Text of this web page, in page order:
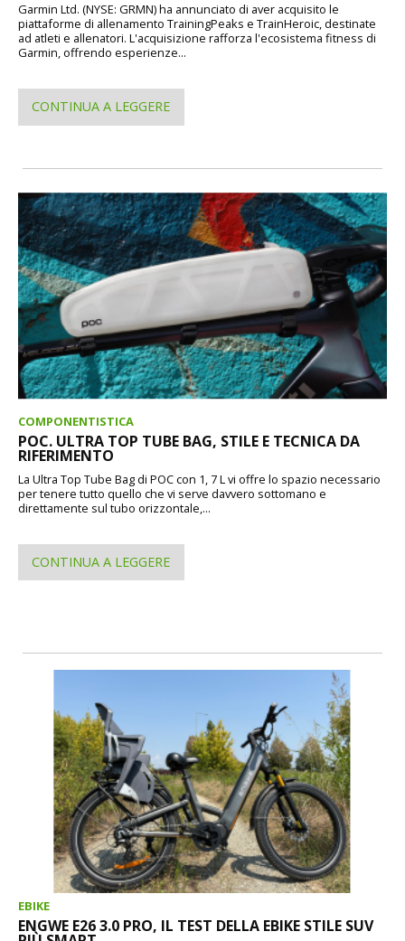
Garmin Ltd. (NYSE: GRMN) ha annunciato di aver acquisito le
piattaforme di allenamento TrainingPeaks e TrainHeroic, destinate
ad atleti e allenatori. L'acquisizione rafforza l'ecosistema fitness di
Garmin, offrendo esperienze...
CONTINUA A LEGGERE
COMPONENTISTICA
POC. ULTRA TOP TUBE BAG, STILE E TECNICA DA
RIFERIMENTO
La Ultra Top Tube Bag di POC con 1, 7 L vi offre lo spazio necessario
per tenere tutto quello che vi serve davvero sottomano e
direttamente sul tubo orizzontale,...
CONTINUA A LEGGERE
EBIKE
ENGWE E26 3.0 PRO, IL TEST DELLA EBIKE STILE SUV